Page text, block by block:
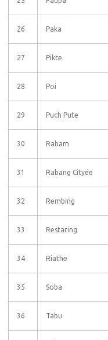
26 Paka
27 Pikte
28 Poi
29 Puch Pute
30 Rabam
31 Rabang Cityee
32 Rembing
33 Restaring
34 Riathe
35 Soba
36 Tabu